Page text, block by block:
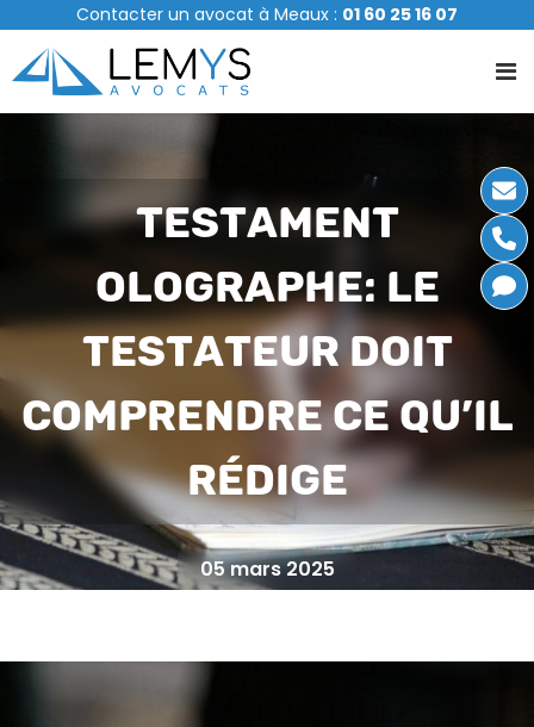
l
r
u
Contacter un avocat à Meaux : 01 60 25 16 07
TESTAMENT
OLOGRAPHE: LE
TESTATEUR DOIT
COMPRENDRE CE QU’IL
RÉDIGE
05 mars 2025